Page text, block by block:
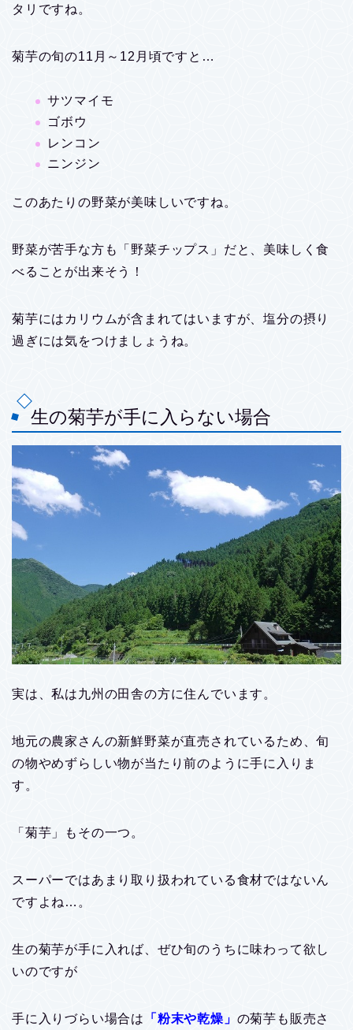
タリですね。
菊芋の旬の11月～12月頃ですと…
サツマイモ
ゴボウ
レンコン
ニンジン
このあたりの野菜が美味しいですね。
野菜が苦手な方も「野菜チップス」だと、美味しく食
べることが出来そう！
菊芋にはカリウムが含まれてはいますが、塩分の摂り
過ぎには気をつけましょうね。
生の菊芋が手に入らない場合
実は、私は九州の田舎の方に住んでいます。
地元の農家さんの新鮮野菜が直売されているため、旬
の物やめずらしい物が当たり前のように手に入りま
す。
「菊芋」もその一つ。
スーパーではあまり取り扱われている食材ではないん
ですよね…。
生の菊芋が手に入れば、ぜひ旬のうちに味わって欲し
いのですが
手に入りづらい場合は 「粉末や乾燥」 の菊芋も販売さ